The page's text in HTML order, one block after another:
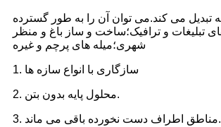
می کند.می توان آن را به طور گسترده
تبلیغات و ترافیک؛ساخت و ساز باغ و منظر
شهری؛میله های پرچم و غیره
1. سازگاری با انواع سازه ها
2. محلول پایه بدون بتن.
3. مناطق اطراف دست نخورده باقی می ماند.